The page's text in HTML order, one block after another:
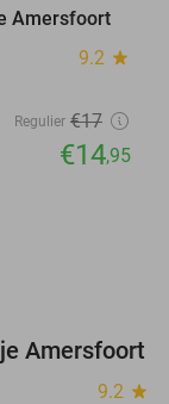
Amersfoort
9.2 star
Regulier €17
€14,95
12%
Amersfoort
9.2 star